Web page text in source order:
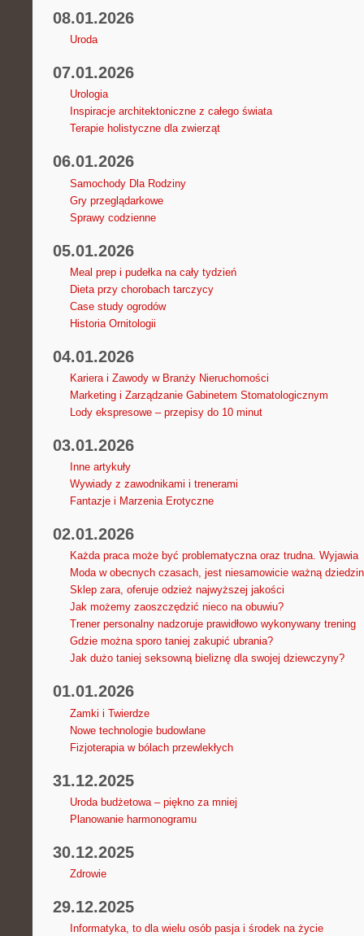
08.01.2026
Uroda
07.01.2026
Urologia
Inspiracje architektoniczne z całego świata
Terapie holistyczne dla zwierząt
06.01.2026
Samochody Dla Rodziny
Gry przeglądarkowe
Sprawy codzienne
05.01.2026
Meal prep i pudełka na cały tydzień
Dieta przy chorobach tarczycy
Case study ogrodów
Historia Ornitologii
04.01.2026
Kariera i Zawody w Branży Nieruchomości
Marketing i Zarządzanie Gabinetem Stomatologicznym
Lody ekspresowe – przepisy do 10 minut
03.01.2026
Inne artykuły
Wywiady z zawodnikami i trenerami
Fantazje i Marzenia Erotyczne
02.01.2026
Każda praca może być problematyczna oraz trudna. Wyjawia
Moda w obecnych czasach, jest niesamowicie ważną
Sklep zara, oferuje odzież najwyższej jakości
Jak możemy zaoszczędzić nieco na obuwiu?
Trener personalny nadzoruje prawidłowo wykonywany trening
Gdzie można sporo taniej zakupić ubrania?
Jak dużo taniej seksowną bieliznę dla swojej dziewczyny?
01.01.2026
Zamki i Twierdze
Nowe technologie budowlane
Fizjoterapia w bólach przewlekłych
31.12.2025
Uroda budżetowa – piękno za mniej
Planowanie harmonogramu
30.12.2025
Zdrowie
29.12.2025
Informatyka, to dla wielu osób pasja i środek na życie